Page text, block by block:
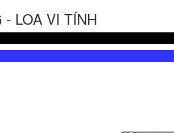
LOA VI TÍNH